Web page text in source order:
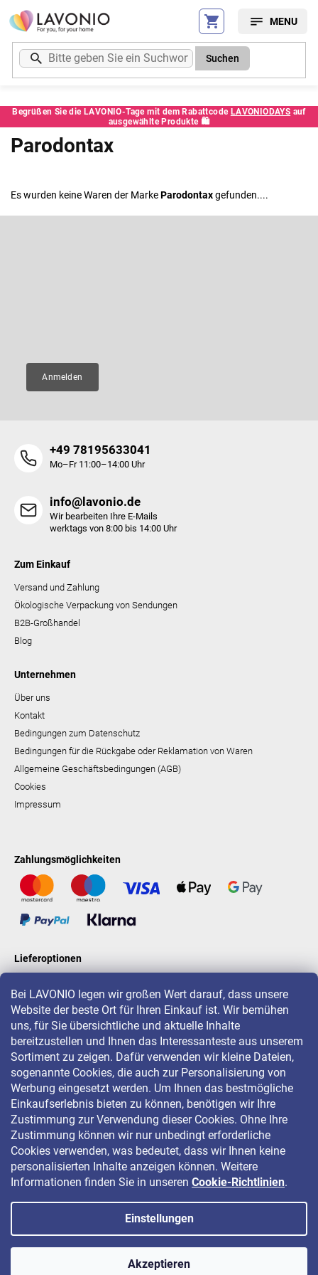
Bei LAVONIO legen wir großen Wert darauf, dass unsere
Website der beste Ort für Ihren Einkauf ist. Wir bemühen
uns, für Sie übersichtliche und aktuelle Inhalte
bereitzustellen und Ihnen das Interessanteste aus unserem
Sortiment zu zeigen. Dafür verwenden wir kleine Dateien,
sogenannte Cookies, die auch zur Personalisierung von
Werbung eingesetzt werden. Um Ihnen das bestmögliche
Einkaufserlebnis bieten zu können, benötigen wir Ihre
Zustimmung zur Verwendung dieser Cookies. Ohne Ihre
Zustimmung können wir nur unbedingt erforderliche
Cookies verwenden, was bedeutet, dass wir Ihnen keine
personalisierten Inhalte anzeigen können. Weitere
Informationen finden Sie in unseren Cookie-Richtlinien.
Einstellungen
Akzeptieren
Zum
Inhalt
springen
Begrüßen Sie die LAVONIO-Tage mit dem Rabattcode LAVONIODAYS auf
ausgewählte Produkte 🛍️
Suchen
Parodontax
Es wurden keine Waren der MarkeParodontaxgefunden....
Anmelden
+49 78195633041
Mo–Fr 11:00–14:00 Uhr
info@lavonio.de
Wir bearbeiten Ihre E-Mails
werktags von 8:00 bis 14:00 Uhr
Zum Einkauf
Versand und Zahlung
Ökologische Verpackung von Sendungen
B2B-Großhandel
Blog
Unternehmen
Über uns
Kontakt
Bedingungen zum Datenschutz
Bedingungen für die Rückgabe oder Reklamation von Waren
Allgemeine Geschäftsbedingungen (AGB)
Cookies
Impressum
Zahlungsmöglichkeiten
Lieferoptionen
LAVONIO in der Welt
Für Aktionen, Gewinnspiele und Rabatte folgen Sie uns auf:
Copyright 2026 LAVONIO.de. Alle Rechte vorbehalten.